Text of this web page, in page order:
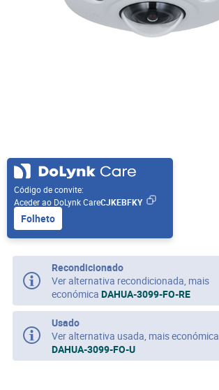
Código de convite:
Aceder ao DoLynk CareCJKEBFKY
Folheto
Recondicionado
Ver alternativa recondicionada, mais
económicaDAHUA-3099-FO-RE
Usado
Ver alternativa usada, mais económica
DAHUA-3099-FO-U